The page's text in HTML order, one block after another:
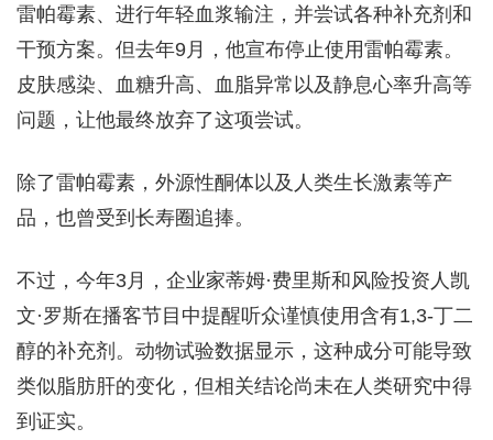
雷帕霉素、进行年轻血浆输注，并尝试各种补充剂和
干预方案。但去年9月，他宣布停止使用雷帕霉素。
皮肤感染、血糖升高、血脂异常以及静息心率升高等
问题，让他最终放弃了这项尝试。
除了雷帕霉素，外源性酮体以及人类生长激素等产
品，也曾受到长寿圈追捧。
不过，今年3月，企业家蒂姆·费里斯和风险投资人凯
文·罗斯在播客节目中提醒听众谨慎使用含有1,3-丁二
醇的补充剂。动物试验数据显示，这种成分可能导致
类似脂肪肝的变化，但相关结论尚未在人类研究中得
到证实。